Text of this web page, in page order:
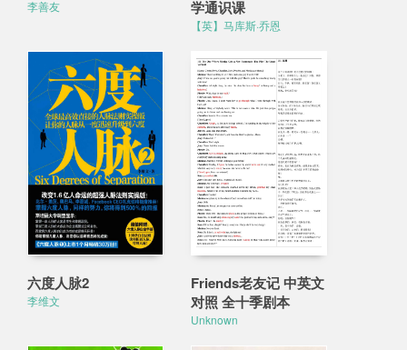
李善友
学通识课
【英】马库斯·乔恩
六度人脉2
李维文
Friends老友记 中英文
对照 全十季剧本
Unknown